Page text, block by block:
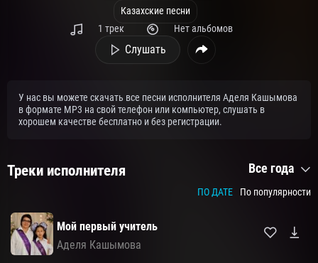
Казахские песни
1 трек
Нет альбомов
Слушать
У нас вы можете скачать все песни исполнителя Аделя Кашымова
в формате MP3 на свой телефон или компьютер, слушать в
хорошем качестве бесплатно и без регистрации.
Треки исполнителя Все года
ПО ДАТЕ По популярности
Мой первый учитель
Аделя Кашымова